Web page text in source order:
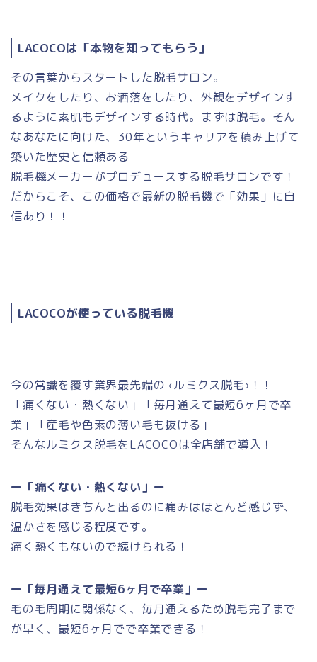
LACOCOは「本物を知ってもらう」
その言葉からスタートした脱毛サロン。
メイクをしたり、お洒落をしたり、外観をデザインす
るように素肌もデザインする時代。まずは脱毛。そん
なあなたに向けた、30年というキャリアを積み上げて
築いた歴史と信頼ある
脱毛機メーカーがプロデュースする脱毛サロンです！
だからこそ、この価格で最新の脱毛機で「効果」に自
信あり！！
LACOCOが使っている脱毛機
今の常識を覆す業界最先端の ‹ルミクス脱毛›！！
「痛くない・熱くない」「毎月通えて最短6ヶ月で卒
業」「産毛や色素の薄い毛も抜ける」
そんなルミクス脱毛をLACOCOは全店舗で導入！
ー「痛くない・熱くない」ー
脱毛効果はきちんと出るのに痛みはほとんど感じず、
温かさを感じる程度です。
痛く熱くもないので続けられる！
ー「毎月通えて最短6ヶ月で卒業」ー
毛の毛周期に関係なく、毎月通えるため脱毛完了まで
が早く、最短6ヶ月でで卒業できる！